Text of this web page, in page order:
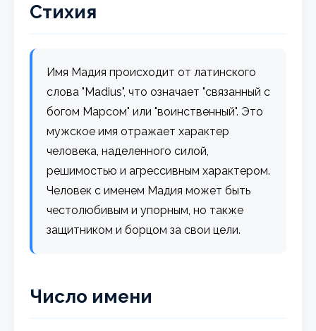
Стихия
Имя Мадия происходит от латинского
слова "Madius", что означает "связанный с
богом Марсом" или "воинственный". Это
мужское имя отражает характер
человека, наделенного силой,
решимостью и агрессивным характером.
Человек с именем Мадия может быть
честолюбивым и упорным, но также
защитником и борцом за свои цели.
Число имени